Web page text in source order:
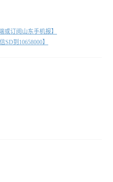
或订阅山东手机报】
SD到10658000】